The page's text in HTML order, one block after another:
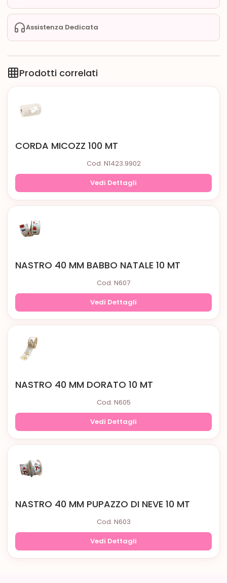
Assistenza Dedicata
Prodotti correlati
CORDA MICOZZ 100 MT
Cod. N1423.9902
Vedi Dettagli
NASTRO 40 MM BABBO NATALE 10 MT
Cod. N607
Vedi Dettagli
NASTRO 40 MM DORATO 10 MT
Cod. N605
Vedi Dettagli
NASTRO 40 MM PUPAZZO DI NEVE 10 MT
Cod. N603
Vedi Dettagli